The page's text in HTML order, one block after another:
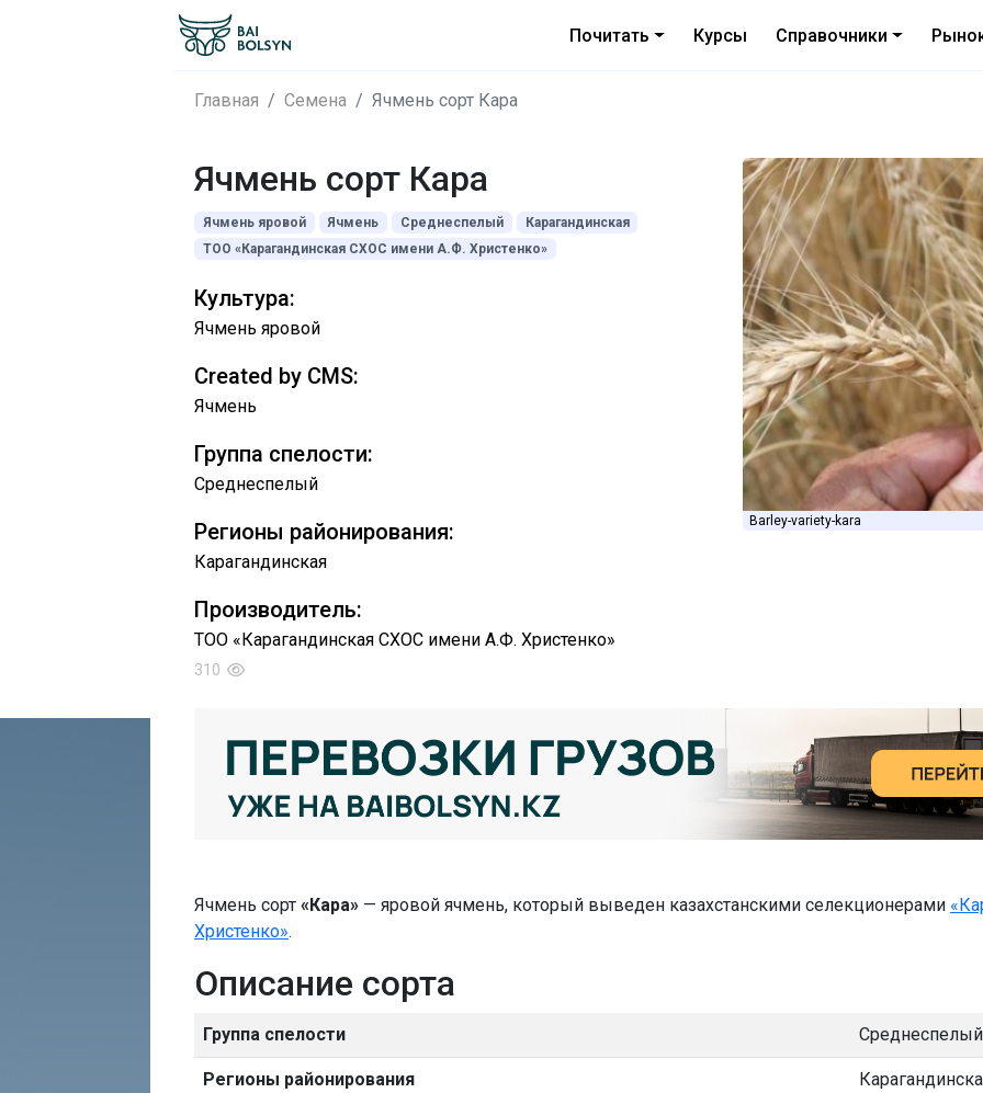
Почитать Курсы Справочники
Главная Семена Ячмень сорт Кара
Ячмень сорт Кара
Ячмень яровой Ячмень Среднеспелый
Карагандинская
ТОО «Карагандинская СХОС имени А.Ф. Христенко»
Культура:
Ячмень яровой
Created by CMS:
Ячмень
Группа спелости:
Среднеспелый
Регионы районирования:
Карагандинская
Производитель:
ТОО «Карагандинская СХОС имени А.Ф. Христенко»
310
Barley-variety-kara
Ячмень сорт «Кара» — яровой ячмень, который выведен казахстанскими селекционерами
Христенко».
Описание сорта
Группа спелости Среднеспелый
Регионы районирования